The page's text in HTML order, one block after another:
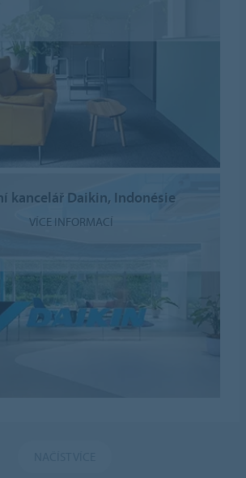
kancelář Daikin, Indonésie
VÍCE INFORMACÍ